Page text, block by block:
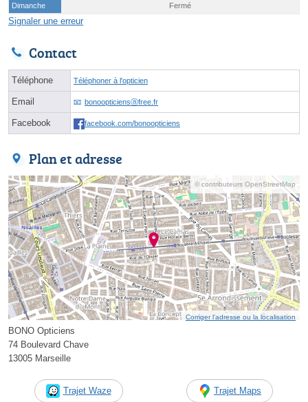
Dimanche
Fermé
Signaler une erreur
Contact
Téléphone Téléphoner à l'opticien
Email bonoopticiensⓐfree.fr
Facebook facebook.com/bonoopticiens
Plan et adresse
© contributeurs OpenStreetMap
Corriger l’adresse ou la localisation
BONO Opticiens
74 Boulevard Chave
13005 Marseille
Trajet Waze Trajet Maps